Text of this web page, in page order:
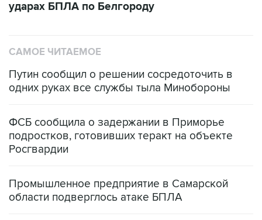
ударах БПЛА по Белгороду
САМОЕ ЧИТАЕМОЕ
Путин сообщил о решении сосредоточить в
одних руках все службы тыла Минобороны
ФСБ сообщила о задержании в Приморье
подростков, готовивших теракт на объекте
Росгвардии
Промышленное предприятие в Самарской
области подверглось атаке БПЛА